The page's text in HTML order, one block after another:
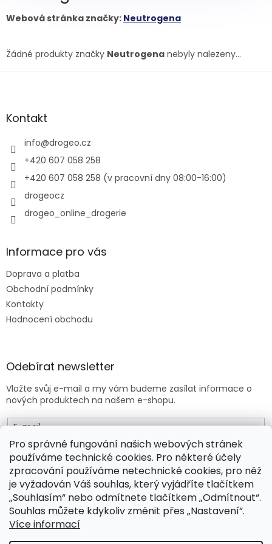
Pro správné fungování našich webových stránek
používáme technické cookies. Pro některé účely
zpracování používáme netechnické cookies, pro něž
je vyžadován Váš souhlas, který vyjádříte tlačítkem
„Souhlasím“ nebo odmítnete tlačítkem „Odmítnout“.
Souhlas můžete kdykoliv změnit přes „Nastavení“.
Více informací
Webová stránka značky: Neutrogena
Žádné produkty značky Neutrogena nebyly nalezeny...
Z
aKontakt
info@drogeo.cz
+420 607 058 258
+420 607 058 258 (v pracovní dny 08:00-16:00)
drogeocz
drogeo_online_drogerie
Informace pro vás
Doprava a platba
Obchodní podmínky
Kontakty
Hodnocení obchodu
Odebírat newsletter
Vložte svůj e-mail a my vám budeme zasílat informace o
nových produktech na našem e-shopu.
E-mail
Vložením e-mailu souhlasíte sobchodními podmínkami .
PŘIHLÁSIT SE